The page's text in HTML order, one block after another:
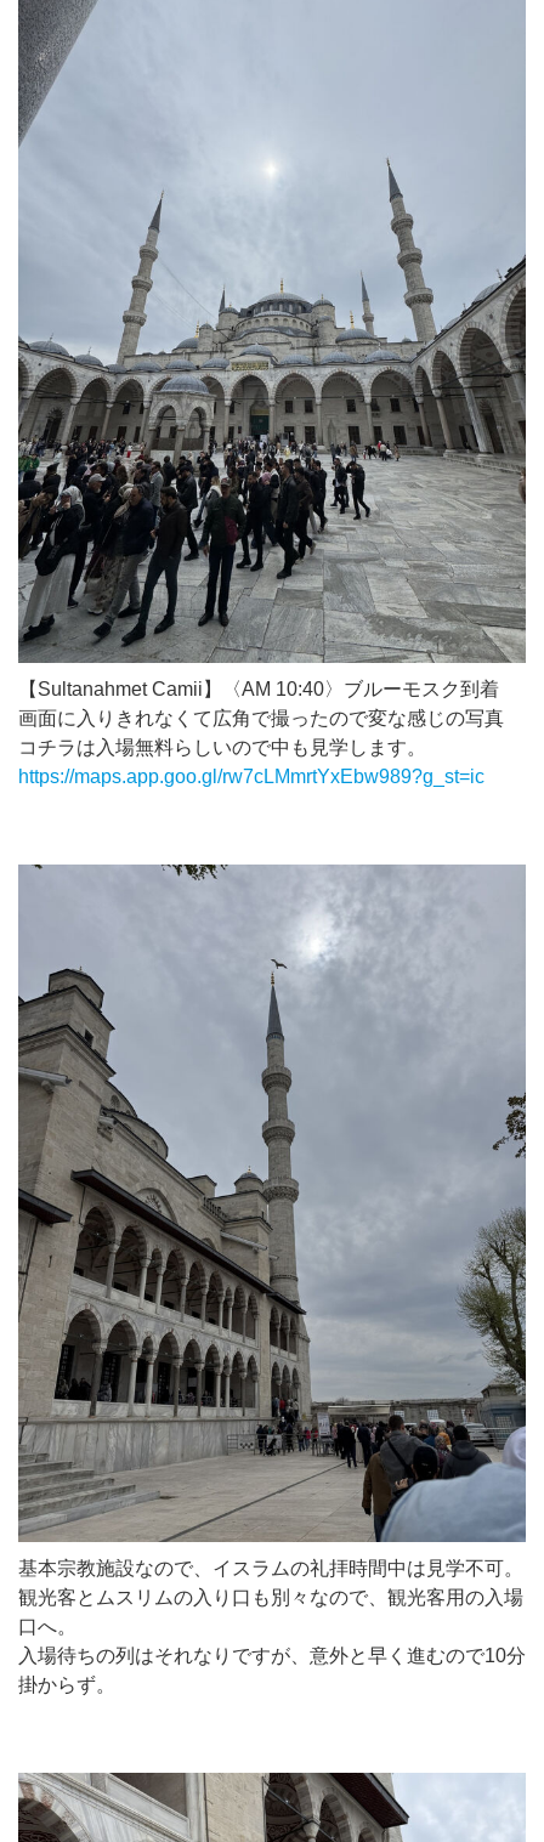
【Sultanahmet Camii】〈AM 10:40〉ブルーモスク到着
画面に入りきれなくて広角で撮ったので変な感じの写真
コチラは入場無料らしいので中も見学します。
https://maps.app.goo.gl/rw7cLMmrtYxEbw989?g_st=ic
基本宗教施設なので、イスラムの礼拝時間中は見学不可。
観光客とムスリムの入り口も別々なので、観光客用の入場
口へ。
入場待ちの列はそれなりですが、意外と早く進むので10分
掛からず。